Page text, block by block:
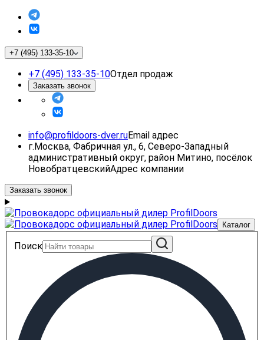
+7 (495) 133-35-10
+7 (495) 133-35-10Отдел продаж
Заказать звонок
info@profildoors-dver.ruEmail адрес
г.Москва, Фабричная ул., 6, Северо-Западный
административный округ, район Митино, посёлок
НовобратцевскийАдрес компании
Заказать звонок
Каталог
Поиск